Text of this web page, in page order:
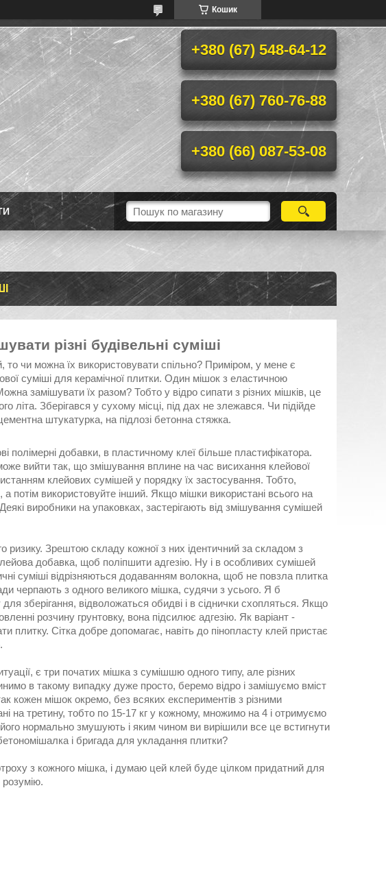
Кошик
+380 (67) 548-64-12
+380 (67) 760-76-88
+380 (66) 087-53-08
різні будівельні суміші
то чи можна їх використовувати спільно? Приміром, у мене є
суміші для керамічної плитки. Один мішок з еластичною
замішувати їх разом? Тобто у відро сипати з різних мішків, це
літа. Зберігався у сухому місці, під дах не злежався. Чи підійде
штукатурка, на підлозі бетонна стяжка.
полімерні добавки, в пластичному клеї більше пластифікатора.
вийти так, що змішування вплине на час висихання клейової
клейових сумішей у порядку їх застосування. Тобто,
потім використовуйте інший. Якщо мішки використані всього на
виробники на упаковках, застерігають від змішування сумішей
ризику. Зрештою складу кожної з них ідентичний за складом з
добавка, щоб поліпшити адгезію. Ну і в особливих сумішей
суміші відрізняються додаванням волокна, щоб не повзла плитка
черпають з одного великого мішка, судячи з усього. Я б
зберігання, відволожаться обидві і в сіднички схопляться. Якщо
розчину грунтовку, вона підсилює адгезію. Як варіант -
плитку. Сітка добре допомагає, навіть до пінопласту клей пристає
є три початих мішка з сумішшю одного типу, але різних
в такому випадку дуже просто, беремо відро і замішуємо вміст
кожен мішок окремо, без всяких експериментів з різними
на третину, тобто по 15-17 кг у кожному, множимо на 4 і отримуємо
його нормально змушують і яким чином ви вирішили все це встигнути
і бригада для укладання плитки?
з кожного мішка, і думаю цей клей буде цілком придатний для